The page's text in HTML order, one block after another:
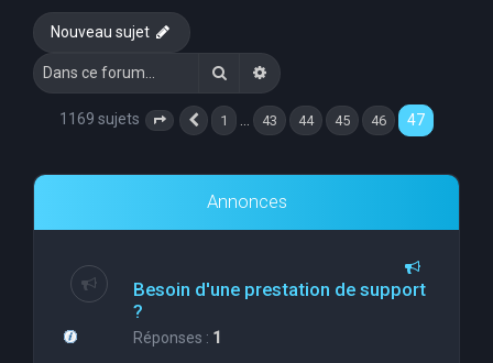
Nouveau sujet
RechercherRecherche avancée
1169 sujets Page 47 sur47
Précédente
1 43 44 45 46 47
Annonces
Besoin d'une prestation de support
?
Réponses : 1